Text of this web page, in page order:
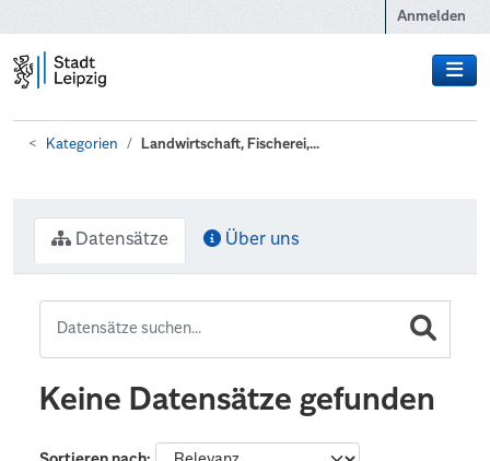
Anmelden
Kategorien Landwirtschaft, Fischerei,...
Datensätze Über uns
Keine Datensätze gefunden